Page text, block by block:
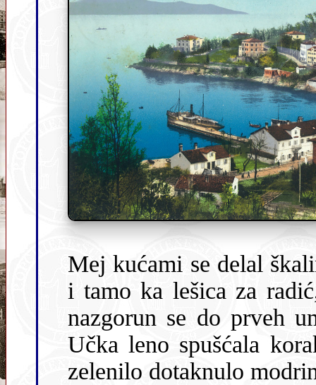
Mej kućami se delal
i tamo ka lešica za
nazgorun se do prveh
Učka leno spušćala
zelenilo dotaknulo